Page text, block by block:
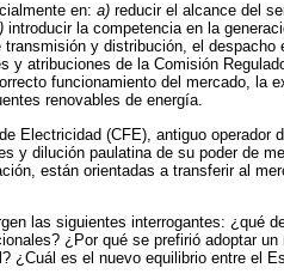
en: a) reducir el alcance del
introducir la competencia en la
y distribución, el
y atribuciones de la Comisión
funcionamiento del mercado, la
renovables de energía.
Electricidad (CFE), antiguo operador
y dilución paulatina de su poder de
están orientadas a transferir al
las siguientes interrogantes: ¿qué
¿Por qué se prefirió adoptar
¿Cuál es el nuevo equilibrio entre el